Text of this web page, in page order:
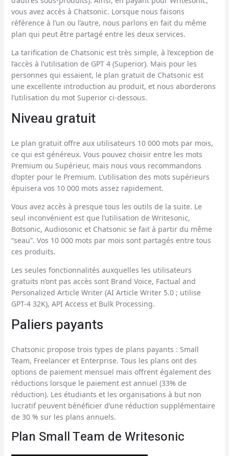
vous avez accès à Chatsonic. Lorsque nous faisons
référence à l’un ou l’autre, nous parlons en fait du même
plan qui peut être partagé entre les deux services.
La tarification de Chatsonic est très simple, à l’exception de
l’accès à l’utilisation de GPT 4 (Superior). Mais pour les
personnes qui essaient, le plan gratuit de Chatsonic est
une excellente introduction au produit, et nous aborderons
l’utilisation du mot Superior ci-dessous.
Niveau gratuit
Le plan gratuit offre aux utilisateurs 10 000 mots par mois,
ce qui est généreux. Vous pouvez choisir entre les mots
Premium ou Supérieur, mais nous vous recommandons
d’opter pour le Premium. L’utilisation des mots supérieurs
épuisera vos 10 000 mots assez rapidement.
Vous avez accès à presque tous les outils de la suite. Le
seul inconvénient est que l’utilisation de Writesonic,
Botsonic, Audiosonic et Chatsonic se fait à partir du même
“seau”. Vos 10 000 mots par mois sont partagés entre tous
ces produits.
Les seules fonctionnalités auxquelles les utilisateurs
gratuits n’ont pas accès sont Brand Voice, Factual and
Personalized Article Writer (AI Article Writer 5.0 ; utilise
GPT-4 32K), API Access et Bulk Processing.
Paliers payants
Chatsonic propose trois types de plans payants : Small
Team, Freelancer et Enterprise. Tous les plans ont des
options de paiement mensuel mais offrent également des
réductions lorsque le paiement est annuel (33% de
réduction). Les étudiants et les organisations à but non
lucratif peuvent bénéficier d’une réduction supplémentaire
de 30 % sur les plans annuels.
Plan Small Team de Writesonic